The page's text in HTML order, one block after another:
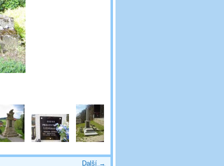
Další →